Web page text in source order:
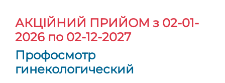
АКЦІЙНИЙ ПРИЙОМ з 02-01-
2026 по 02-12-2027
Профосмотр
гинекологический